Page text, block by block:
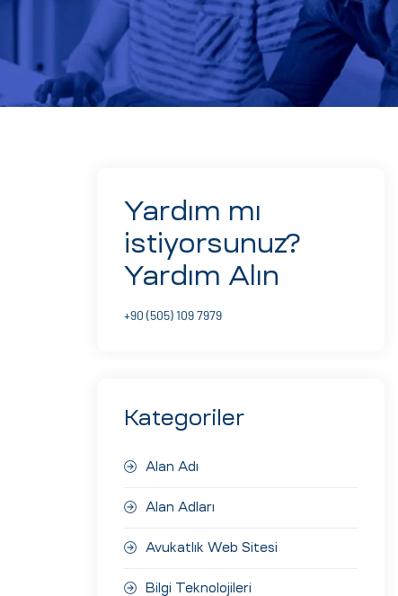
Yardım mı
istiyorsunuz?
Yardım Alın
+90 (505) 109 7979
Kategoriler
Alan Adı
Alan Adları
Avukatlık Web Sitesi
Bilgi Teknolojileri